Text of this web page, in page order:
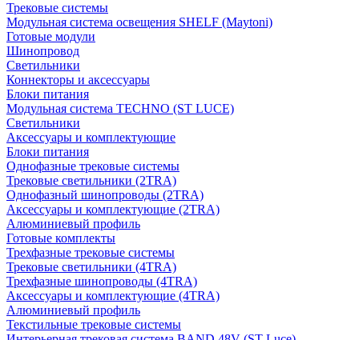
Трековые системы
Модульная система освещения SHELF (Maytoni)
Готовые модули
Шинопровод
Светильники
Коннекторы и аксессуары
Блоки питания
Модульная система TECHNO (ST LUCE)
Светильники
Аксессуары и комплектующие
Блоки питания
Однофазные трековые системы
Трековые светильники (2TRA)
Однофазный шинопроводы (2TRA)
Аксессуары и комплектующие (2TRA)
Алюминиевый профиль
Готовые комплекты
Трехфазные трековые системы
Трековые светильники (4TRA)
Трехфазные шинопроводы (4TRA)
Аксессуары и комплектующие (4TRA)
Алюминиевый профиль
Текстильные трековые системы